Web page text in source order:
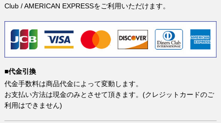
Club / AMERICAN EXPRESSをご利用いただけます。
■代金引換
代金手数料は商品代金によって変動します。
お支払い方法は現金のみとさせて頂きます。(クレジットカードのご
利用はできません)